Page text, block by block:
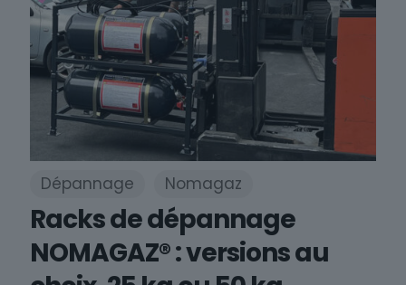
Dépannage Nomagaz
Racks de dépannage
NOMAGAZ® : versions au